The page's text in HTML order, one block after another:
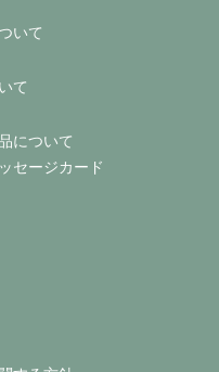
いて
て
について
セージカード